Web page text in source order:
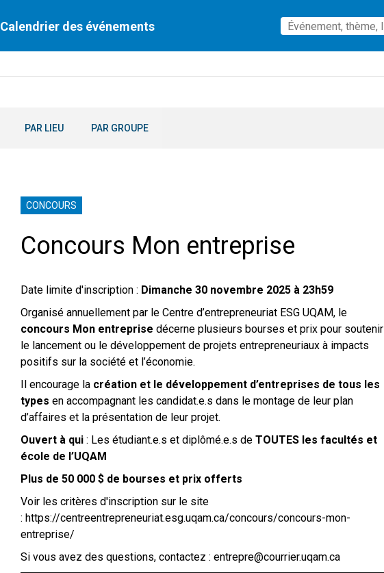
Calendrier des événements
PAR LIEU PAR GROUPE
CONCOURS
Concours Mon entreprise
Date limite d'inscription : Dimanche 30 novembre 2025 à 23h59
Organisé annuellement par le Centre d’entrepreneuriat ESG UQAM, le
concours Mon entreprise décerne plusieurs bourses et prix pour soutenir
le lancement ou le développement de projets entrepreneuriaux à impacts
positifs sur la société et l’économie.
Il encourage la création et le développement d’entreprises de tous les
types en accompagnant les candidat.e.s dans le montage de leur plan
d’affaires et la présentation de leur projet.
Ouvert à qui: Les étudiant.e.s et diplômé.e.s de TOUTES les facultés et
école de l’UQAM
Plus de 50 000 $ de bourses et prix offerts
Voir les critères d'inscription sur le site
: https://centreentrepreneuriat.esg.uqam.ca/concours/concours-mon-
entreprise/
Si vous avez des questions, contactez : entrepre@courrier.uqam.ca